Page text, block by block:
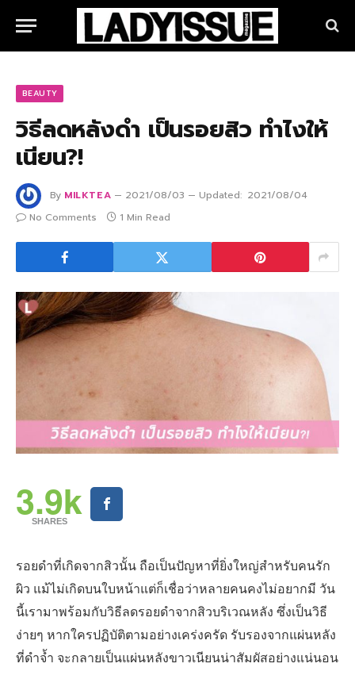
BEAUTY
วิธีลดหลังดำ เป็นรอยสิว ทำไงให้
เนียน?!
By MILKTEA 2021/08/03 Updated: 2021/08/04
No Comments
1 Min Read
3.9k
SHARES
รอยดำที่เกิดจากสิวนั้น ถือเป็นปัญหาที่ยิ่งใหญ่สำหรับคนรัก
ผิว แม้ไม่เกิดบนใบหน้าแต่ก็เชื่อว่าหลายคนคงไม่อยากมี วัน
นี้เรามาพร้อมกับวิธีลดรอยดำจากสิวบริเวณหลัง ซึ่งเป็นวิธี
ง่ายๆ หากใครปฏิบัติตามอย่างเคร่งครัด รับรองจากแผ่นหลัง
ที่ดำจ้ำ จะกลายเป็นแผ่นหลังขาวเนียนน่าสัมผัสอย่างแน่นอน